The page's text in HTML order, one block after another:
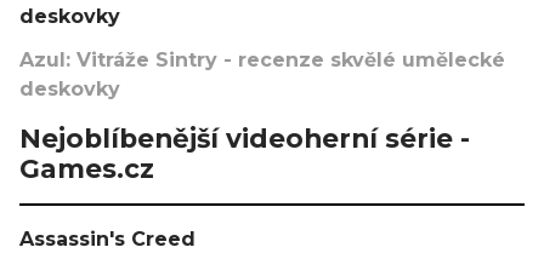
deskovky
Azul: Vitráže Sintry - recenze skvělé umělecké
deskovky
Nejoblíbenější videoherní série -
Games.cz
Assassin's Creed